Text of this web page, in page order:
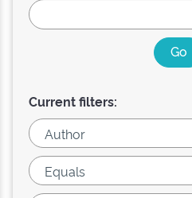
Current filters: